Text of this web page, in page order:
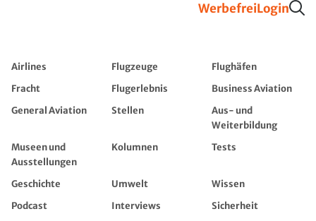
WerbefreiLogin
Airlines Flugzeuge
Flughäfen
Fracht
Flugerlebnis
Business Aviation
General Aviation
Stellen
Aus- und
Weiterbildung
Museen und
Ausstellungen
Kolumnen Tests
Geschichte Umwelt
Wissen
Podcast
Interviews
Sicherheit